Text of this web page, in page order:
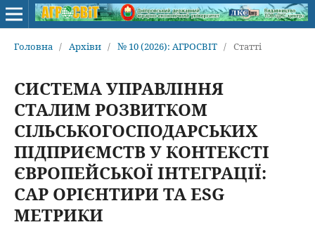
Головна / Архіви / № 10 (2026): АГРОСВІТ / Статті
СИСТЕМА УПРАВЛІННЯ
СТАЛИМ РОЗВИТКОМ
СІЛЬСЬКОГОСПОДАРСЬКИХ
ПІДПРИЄМСТВ У КОНТЕКСТІ
ЄВРОПЕЙСЬКОЇ ІНТЕГРАЦІЇ:
CAP ОРІЄНТИРИ ТА ESG
МЕТРИКИ